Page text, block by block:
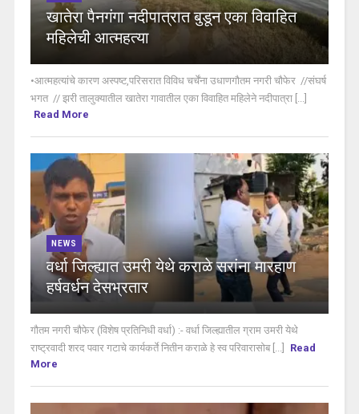
खातेरा पैनगंगा नदीपात्रात बुडून एका विवाहित
महिलेची आत्महत्या
•आत्महत्यांचे कारण अस्पष्ट,परिसरात विविध चर्चेंना उधाणगौतम नगरी चौफेर //संघर्ष
भगत // झरी तालुक्यातील खातेरा गावातील एका विवाहित महिलेने नदीपात्रा [...]
Read More
NEWS
वर्धा जिल्ह्यात उमरी येथे कराळे सरांना मारहाण
हर्षवर्धन देसभ्रतार
गौतम नगरी चौफेर (विशेष प्रतिनिधी वर्धा) :- वर्धा जिल्ह्यातील ग्राम उमरी येथे
राष्ट्रवादी शरद पवार गटाचे कार्यकर्ते नितीन कराळे हे स्व परिवारासोब [...]
Read
More